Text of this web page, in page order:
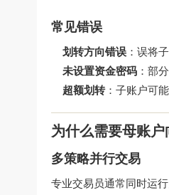
常见错误
划转方向错误 ：误将
未设置资金密码 ：部
超额划转：子账户可
为什么需要母账
多策略并行交易
专业交易员通常同时运